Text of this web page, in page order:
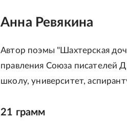
Анна Ревякина
Автор поэмы "Шахтерская
правления Союза писателей
школу, университет,
21 грамм